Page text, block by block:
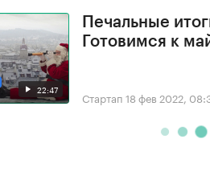
22:47
Печальные
Готовимся к
Стартап 18 фев 2022,